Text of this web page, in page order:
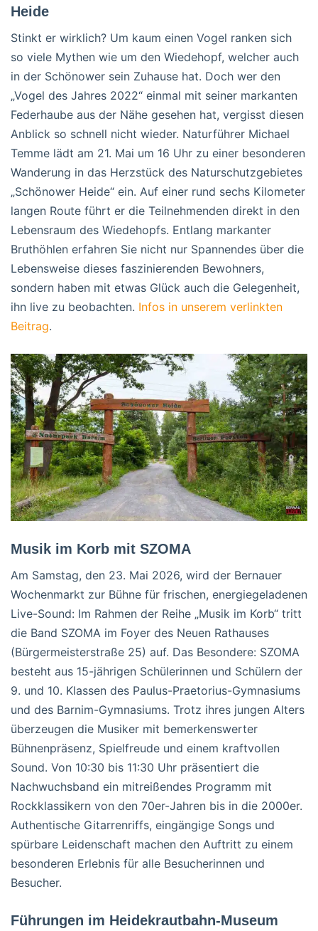
Heide
Stinkt er wirklich? Um kaum einen Vogel ranken sich
so viele Mythen wie um den Wiedehopf, welcher auch
in der Schönower sein Zuhause hat. Doch wer den
„Vogel des Jahres 2022“ einmal mit seiner markanten
Federhaube aus der Nähe gesehen hat, vergisst diesen
Anblick so schnell nicht wieder. Naturführer Michael
Temme lädt am 21. Mai um 16 Uhr zu einer besonderen
Wanderung in das Herzstück des Naturschutzgebietes
„Schönower Heide“ ein. Auf einer rund sechs Kilometer
langen Route führt er die Teilnehmenden direkt in den
Lebensraum des Wiedehopfs. Entlang markanter
Bruthöhlen erfahren Sie nicht nur Spannendes über die
Lebensweise dieses faszinierenden Bewohners,
sondern haben mit etwas Glück auch die Gelegenheit,
ihn live zu beobachten. Infos in unserem verlinkten
Beitrag.
Musik im Korb mit SZOMA
Am Samstag, den 23. Mai 2026, wird der Bernauer
Wochenmarkt zur Bühne für frischen, energiegeladenen
Live-Sound: Im Rahmen der Reihe „Musik im Korb“ tritt
die Band SZOMA im Foyer des Neuen Rathauses
(Bürgermeisterstraße 25) auf. Das Besondere: SZOMA
besteht aus 15-jährigen Schülerinnen und Schülern der
9. und 10. Klassen des Paulus-Praetorius-Gymnasiums
und des Barnim-Gymnasiums. Trotz ihres jungen Alters
überzeugen die Musiker mit bemerkenswerter
Bühnenpräsenz, Spielfreude und einem kraftvollen
Sound. Von 10:30 bis 11:30 Uhr präsentiert die
Nachwuchsband ein mitreißendes Programm mit
Rockklassikern von den 70er-Jahren bis in die 2000er.
Authentische Gitarrenriffs, eingängige Songs und
spürbare Leidenschaft machen den Auftritt zu einem
besonderen Erlebnis für alle Besucherinnen und
Besucher.
Führungen im Heidekrautbahn-Museum